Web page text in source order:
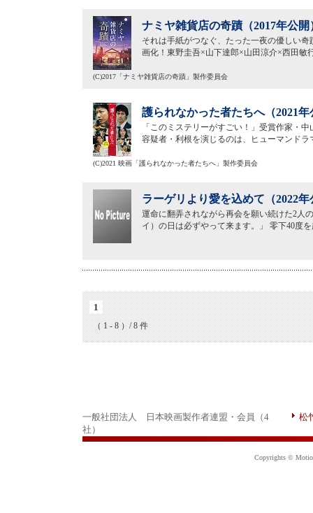
ナミヤ雑貨店の奇蹟（2017年公開
それは手紙がつなぐ、たった一夜の優しい
画化！東野圭吾×山下達郎×山田涼介×西田敏
(C)2017「ナミヤ雑貨店の奇蹟」製作委員会
護られなかった者たちへ（2021年
「このミステリーがすごい！」受賞作家・
容疑者・利根を演じるのは、ヒューマンド
(C)2021 映画「護られなかった者たちへ」製作委員会
ラーゲリより愛を込めて（2022年
運命に翻弄されながら再会を願い続けた2人
イ）の日は必ずやって来ます。」 零下40度
1
（ 1 - 8 ）/ 8 件
一般社団法人 日本映画製作者連盟・会員（4
社）
松
Copyrights ©